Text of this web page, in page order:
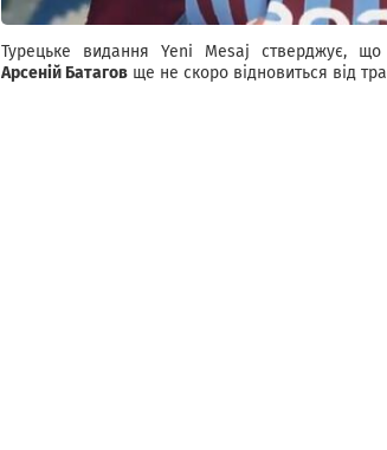
Турецьке видання Yeni Mesaj стверджує, що
Арсеній Батагов ще не скоро відновиться від